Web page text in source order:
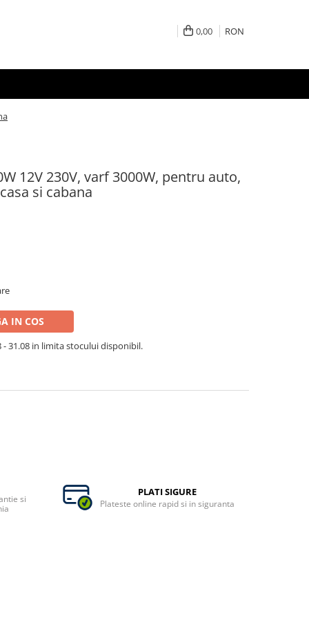
0,00 RON
12V 230V, varf 3000W, pentru auto,
si cabana
IN COS
31.08 in limita stocului disponibil.
si
PLATI SIGURE
Plateste online rapid si in siguranta